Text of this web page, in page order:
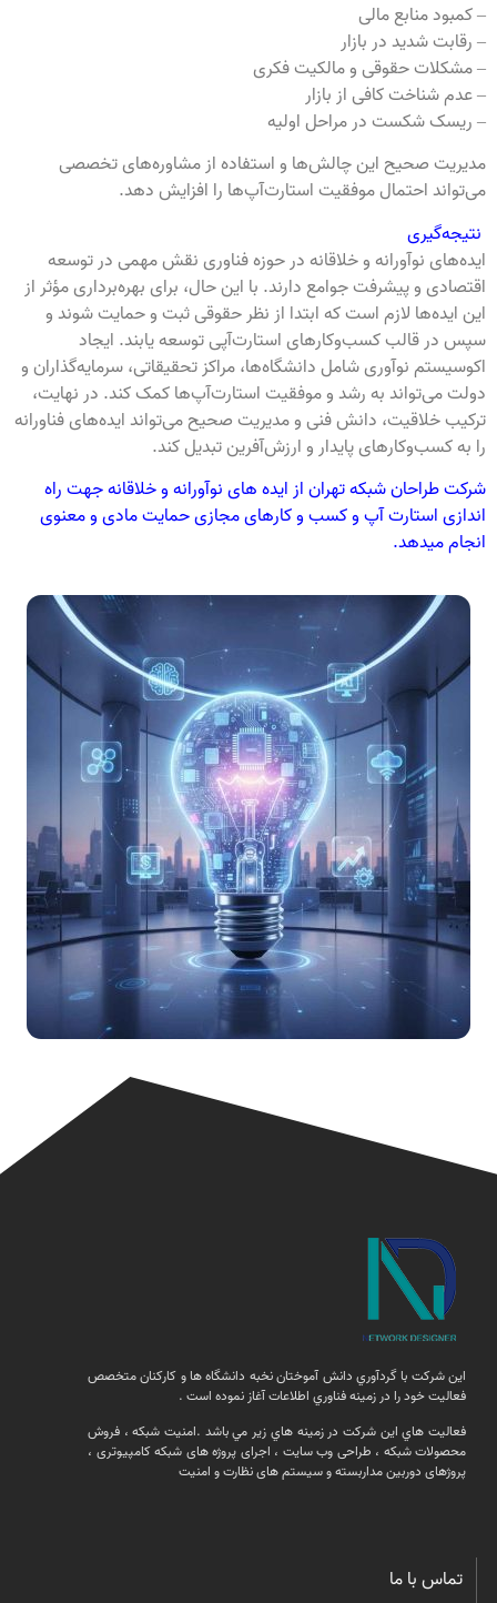
– کمبود منابع مالی
– رقابت شدید در بازار
– مشکلات حقوقی و مالکیت فکری
– عدم شناخت کافی از بازار
– ریسک شکست در مراحل اولیه
مدیریت صحیح این چالش‌ها و استفاده از مشاوره‌های تخصصی
می‌تواند احتمال موفقیت استارت‌آپ‌ها را افزایش دهد.
نتیجه‌گیری
ایده‌های نوآورانه و خلاقانه در حوزه فناوری نقش مهمی در توسعه
اقتصادی و پیشرفت جوامع دارند. با این حال، برای بهره‌برداری مؤثر از
این ایده‌ها لازم است که ابتدا از نظر حقوقی ثبت و حمایت شوند و
سپس در قالب کسب‌وکارهای استارت‌آپی توسعه یابند. ایجاد
اکوسیستم نوآوری شامل دانشگاه‌ها، مراکز تحقیقاتی، سرمایه‌گذاران و
دولت می‌تواند به رشد و موفقیت استارت‌آپ‌ها کمک کند. در نهایت،
ترکیب خلاقیت، دانش فنی و مدیریت صحیح می‌تواند ایده‌های فناورانه
را به کسب‌وکارهای پایدار و ارزش‌آفرین تبدیل کند.
شرکت طراحان شبکه تهران از ایده های نوآورانه و خلاقانه جهت راه
اندازی استارت آپ و کسب و کارهای مجازی حمایت مادی و معنوی
انجام میدهد.
اين شركت با گردآوري دانش آموختان نخبه دانشگاه ها و كاركنان متخصص
فعاليت خود را در زمينه فناوري اطلاعات آغاز نموده است .
فعالیت هاي اين شركت در زمينه هاي زير مي باشد .امنيت شبكه ، فروش
محصولات شبكه ، طراحی وب سایت ، اجرای پروژه های شبکه کامپیوتری ،
پروژهای دوربین مداربسته و سیستم های نظارت و امنیت
تماس با ما